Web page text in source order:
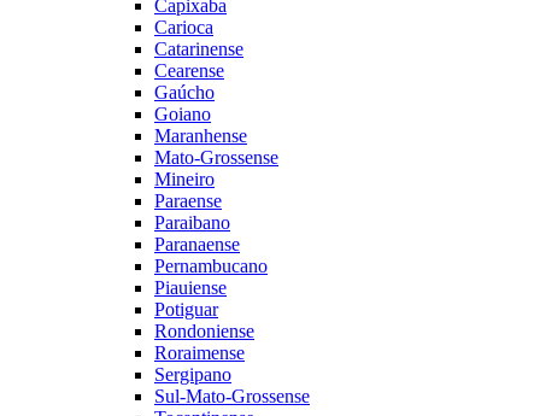
Capixaba
Carioca
Catarinense
Cearense
Gaúcho
Goiano
Maranhense
Mato-Grossense
Mineiro
Paraense
Paraibano
Paranaense
Pernambucano
Piauiense
Potiguar
Rondoniense
Roraimense
Sergipano
Sul-Mato-Grossense